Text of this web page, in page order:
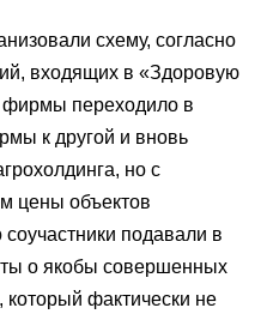
схему, согласно
входящих в «Здоровую
переходило в
к другой и вновь
но с
цены объектов
подавали в
о якобы совершенных
фактически не